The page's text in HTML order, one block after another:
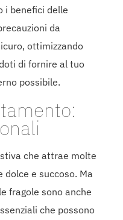
i benefici delle
da
ottimizzando
di fornire al tuo
possibile.
che attrae molte
dolce e succoso. Ma
fragole sono anche
che possono